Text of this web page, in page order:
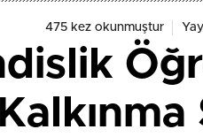
475 kez okunmuştur